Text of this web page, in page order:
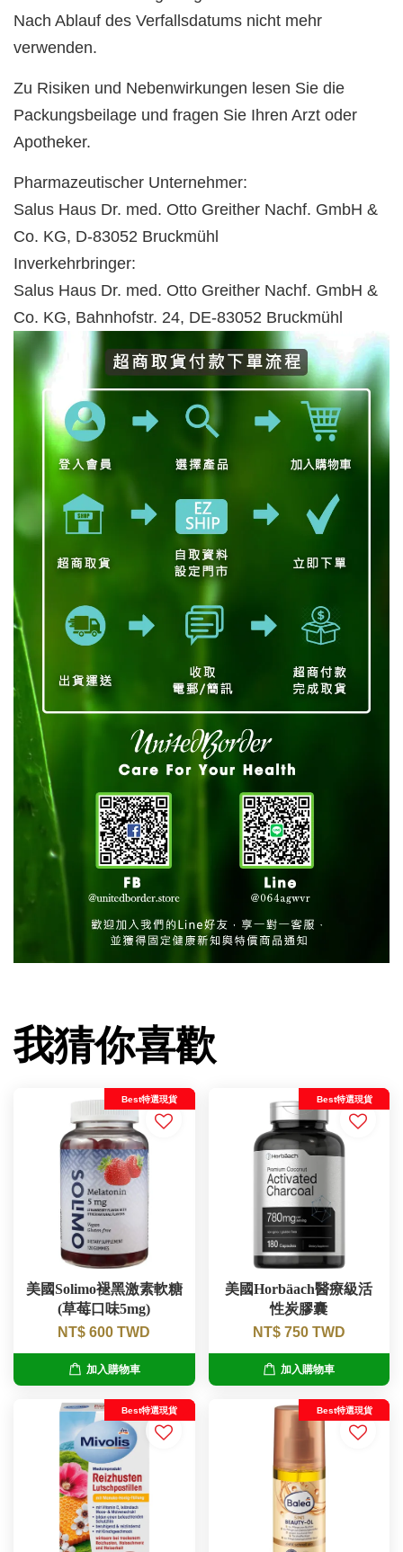
Nach Ablauf des Verfallsdatums nicht mehr
verwenden.
Zu Risiken und Nebenwirkungen lesen Sie die
Packungsbeilage und fragen Sie Ihren Arzt oder
Apotheker.
Pharmazeutischer Unternehmer:
Salus Haus Dr. med. Otto Greither Nachf. GmbH &
Co. KG, D-83052 Bruckmühl
Inverkehrbringer:
Salus Haus Dr. med. Otto Greither Nachf. GmbH &
Co. KG, Bahnhofstr. 24, DE-83052 Bruckmühl
我猜你喜歡
Best特選現貨
美國Solimo褪黑激素軟糖
(草莓口味5mg)
NT$ 600 TWD
加入購物車
Best特選現貨
美國Horbäach醫療級活
性炭膠囊
NT$ 750 TWD
加入購物車
Best特選現貨 Best特選現貨